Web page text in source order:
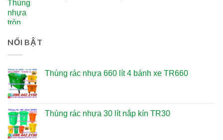
NỔI BẬT
Thùng rác nhựa 660 lít 4 bánh xe TR660
Thùng rác nhựa 30 lít nắp kín TR30